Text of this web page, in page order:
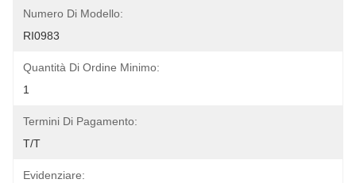
Numero Di Modello:
RI0983
Quantità Di Ordine Minimo:
1
Termini Di Pagamento:
T/T
Evidenziare: